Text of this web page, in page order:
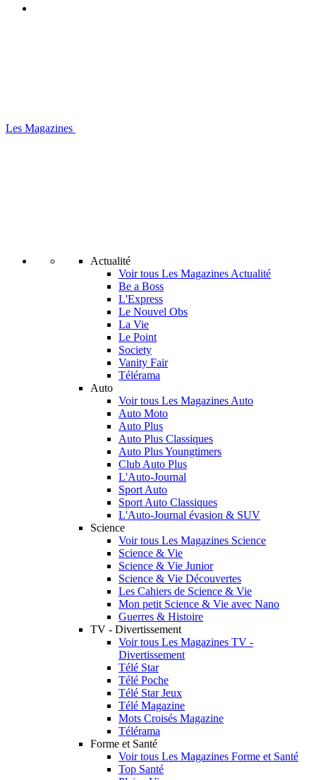
Les Magazines
Actualité
Voir tous Les Magazines Actualité
Be a Boss
L'Express
Le Nouvel Obs
La Vie
Le Point
Society
Vanity Fair
Télérama
Auto
Voir tous Les Magazines Auto
Auto Moto
Auto Plus
Auto Plus Classiques
Auto Plus Youngtimers
Club Auto Plus
L'Auto-Journal
Sport Auto
Sport Auto Classiques
L'Auto-Journal évasion & SUV
Science
Voir tous Les Magazines Science
Science & Vie
Science & Vie Junior
Science & Vie Découvertes
Les Cahiers de Science & Vie
Mon petit Science & Vie avec Nano
Guerres & Histoire
TV - Divertissement
Voir tous Les Magazines TV -
Divertissement
Télé Star
Télé Poche
Télé Star Jeux
Télé Magazine
Mots Croisés Magazine
Télérama
Forme et Santé
Voir tous Les Magazines Forme et Santé
Top Santé